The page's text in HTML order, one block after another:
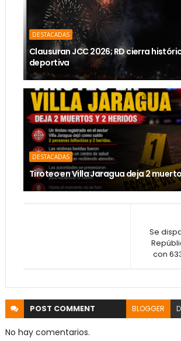
DESTACADAS
Clausuran JCC 2026; RD cierra
deportiva
DESTACADAS
Tiroteo en Villa Jaragua deja 2
Se
con
POST COMMENT BLOGGER
No hay comentarios.